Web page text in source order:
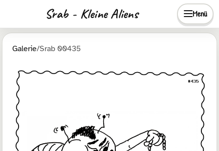
Srab - Kleine Aliens Menü
Galerie/Srab 00435